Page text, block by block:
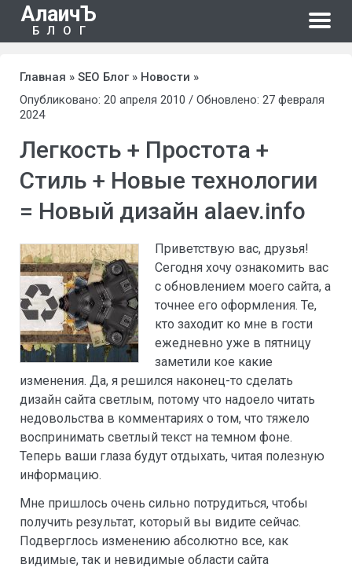
АлаичЪ
БЛОГ
Главная » SEO Блог» Новости »
Опубликовано: 20 апреля 2010 / Обновлено: 27 февраля
2024
Легкость + Простота +
Стиль + Новые технологии
= Новый дизайн alaev.info
Приветствую вас, друзья!
Сегодня хочу ознакомить вас
с обновлением моего сайта, а
точнее его оформления. Те,
кто заходит ко мне в гости
ежедневно уже в пятницу
заметили кое какие
изменения. Да, я решился наконец-то сделать
дизайн сайта светлым, потому что надоело читать
недовольства в комментариях о том, что тяжело
воспринимать светлый текст на темном фоне.
Теперь ваши глаза будут отдыхать, читая полезную
информацию.
Мне пришлось очень сильно потрудиться, чтобы
получить результат, который вы видите сейчас.
Подверглось изменению абсолютно все, как
видимые, так и невидимые области сайта